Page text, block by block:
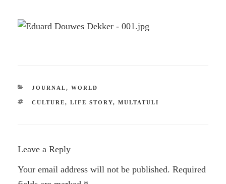
CATEGORIES
JOURNAL, WORLD
TAGS
CULTURE, LIFE STORY, MULTATULI
Leave a Reply
Your email address will not be published. Required